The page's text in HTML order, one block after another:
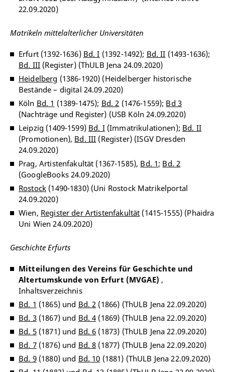
22.09.2020)
Matrikeln mittelalterlicher Universitäten
Erfurt (1392-1636) Bd. I (1392-1492); Bd. II (1493-1636);
Bd. III (Register) (ThULB Jena 24.09.2020)
Heidelberg (1386-1920) (Heidelberger historische
Bestände – digital 24.09.2020)
Köln Bd. 1 (1389-1475); Bd. 2 (1476-1559); Bd 3
(Nachträge und Register) (USB Köln 24.09.2020)
Leipzig (1409-1599) Bd. I(Immatrikulationen); Bd. II
(Promotionen), Bd. III (Register) (ISGV Dresden
24.09.2020)
Prag, Artistenfakultät (1367-1585), Bd. 1; Bd. 2
(GoogleBooks 24.09.2020)
Rostock (1490-1830) (Uni Rostock Matrikelportal
24.09.2020)
Wien, Register der Artistenfakultät (1415-1555) (Phaidra
Uni Wien 24.09.2020)
Geschichte Erfurts
Mitteilungen des Vereins für Geschichte und
Altertumskunde von Erfurt (MVGAE) ,
Inhaltsverzeichnis
Bd. 1 (1865) und Bd. 2 (1866) (ThULB Jena 22.09.2020)
Bd. 3(1867) und Bd. 4 (1869) (ThULB Jena 22.09.2020)
Bd. 5(1871) und Bd. 6 (1873) (ThULB Jena 22.09.2020)
Bd. 7(1876) und Bd. 8 (1877) (ThULB Jena 22.09.2020)
Bd. 9(1880) und Bd. 10 (1881) (ThULB Jena 22.09.2020)